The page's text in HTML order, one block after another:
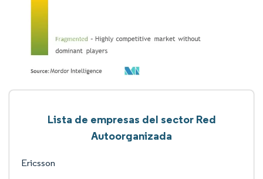
Lista de empresas del sector Red
Autoorganizada
Ericsson